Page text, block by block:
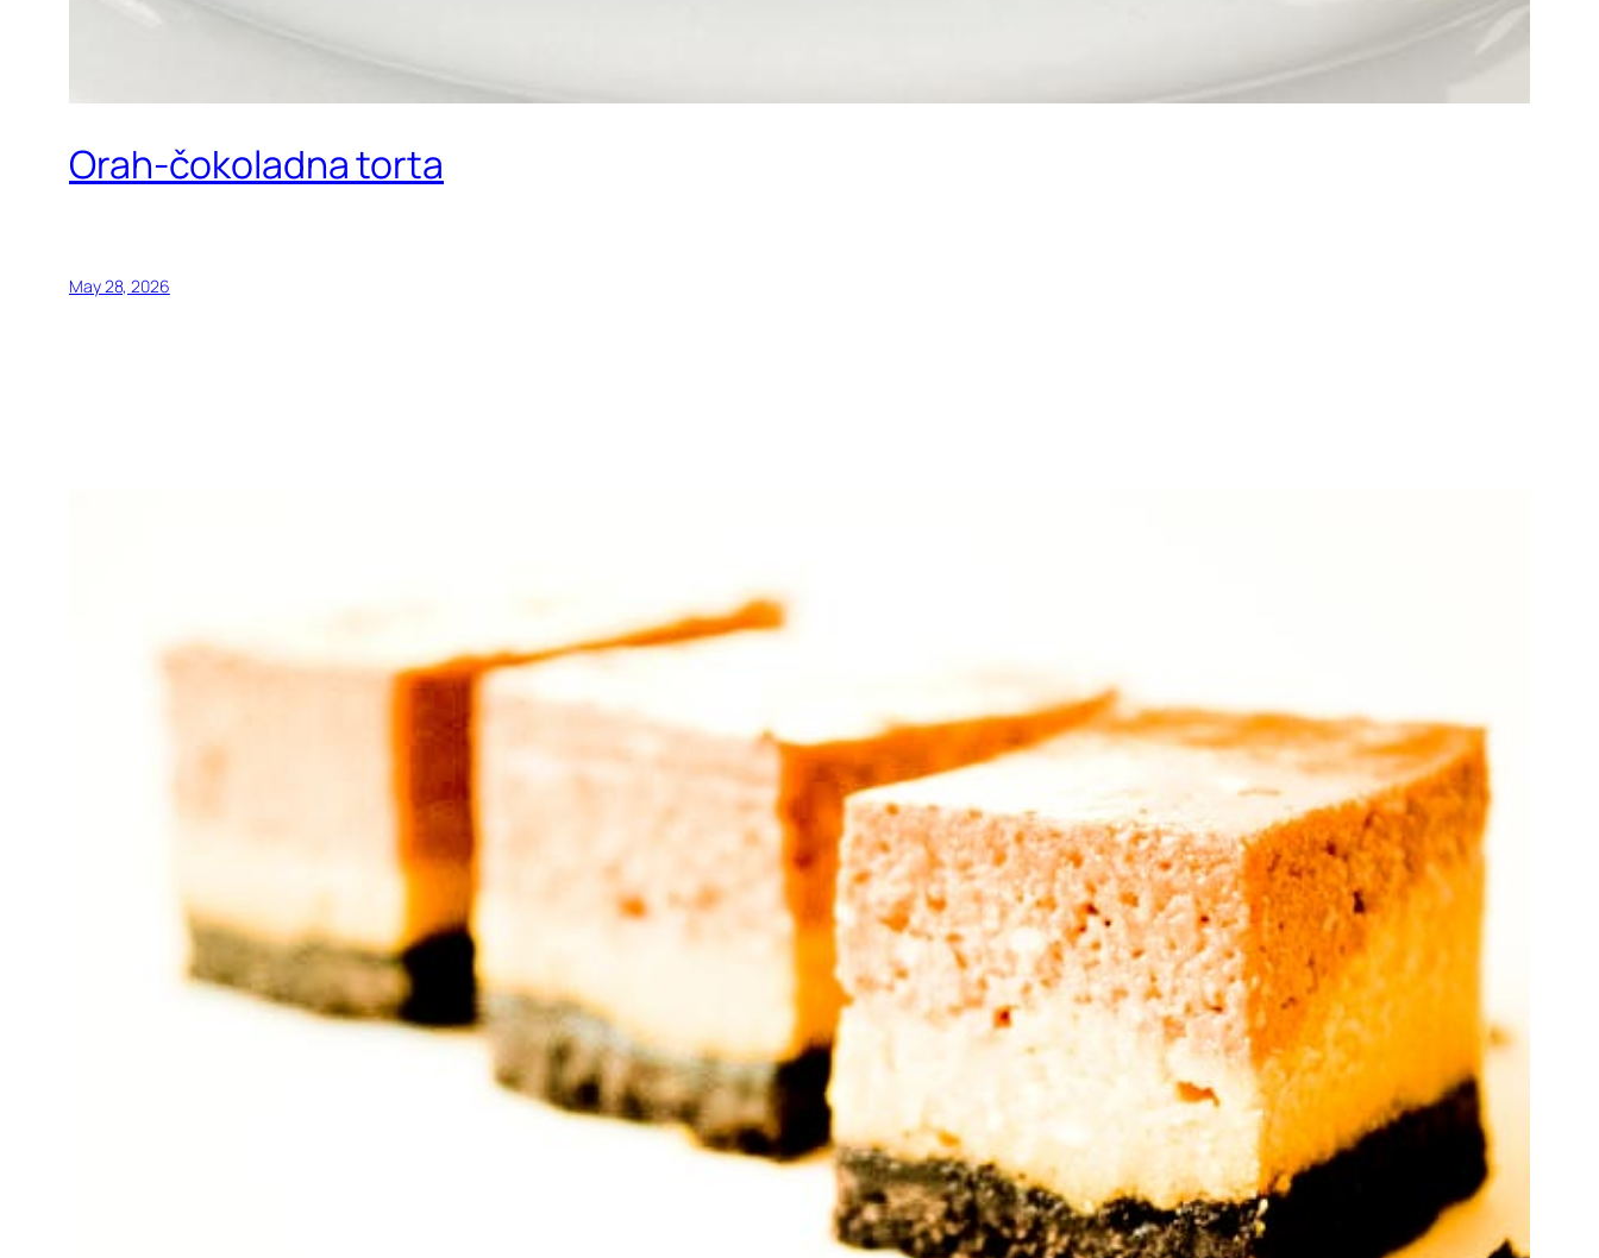
Orah-čokoladna torta
May 28, 2026